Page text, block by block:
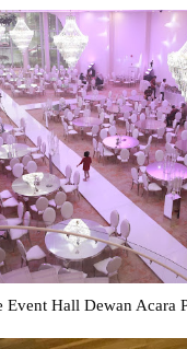
Event Hall Dewan Acara